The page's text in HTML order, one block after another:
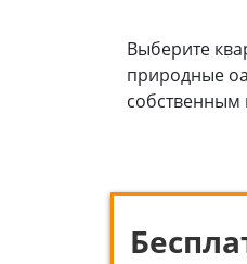
Выберите
природные
собственным